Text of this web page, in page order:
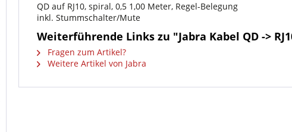
QD auf RJ10, spiral, 0,5 1,00 Meter, Regel-Belegung
inkl. Stummschalter/Mute
Weiterführende Links zu "Jabra Kabel QD ->
Fragen zum Artikel?
Weitere Artikel von Jabra